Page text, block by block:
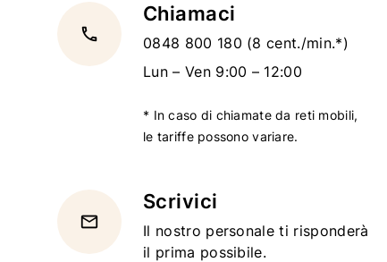
local_phone
Chiamaci
0848 800 180 (8 cent./min.*)
Lun – Ven 9:00 – 12:00
* In caso di chiamate da reti mobili,
le tariffe possono variare.
email
Scrivici
Il nostro personale ti risponderà
il prima possibile.